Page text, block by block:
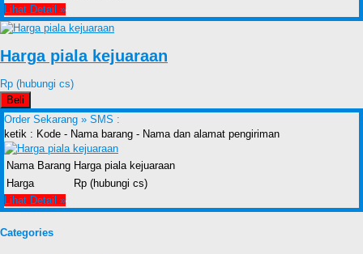
Lihat Detail »
Harga piala kejuaraan
Rp (hubungi cs)
Beli
Order Sekarang » SMS :
ketik : Kode - Nama barang - Nama dan alamat pengiriman
Nama Barang Harga piala kejuaraan
Harga
Rp (hubungi cs)
Lihat Detail »
Categories